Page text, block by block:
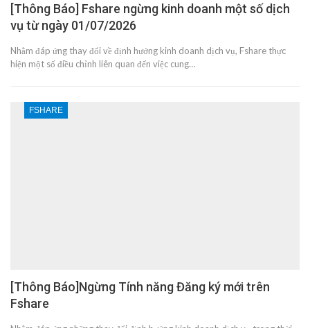
[Thông Báo] Fshare ngừng kinh doanh một số dịch
vụ từ ngày 01/07/2026
Nhằm đáp ứng thay đổi về định hướng kinh doanh dịch vụ, Fshare thực
hiện một số điều chỉnh liên quan đến việc cung…
FSHARE
[Thông Báo]Ngừng Tính năng Đăng ký mới trên
Fshare